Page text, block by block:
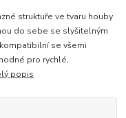
struktuře ve tvaru houby
do sebe se slyšitelným
se všemi
pro rychlé,
popis